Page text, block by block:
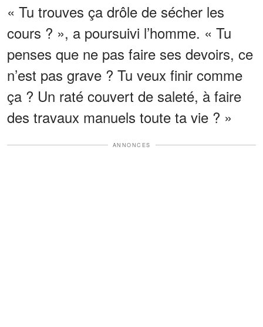
« Tu trouves ça drôle de sécher les
cours ? », a poursuivi l’homme. « Tu
penses que ne pas faire ses devoirs, ce
n’est pas grave ? Tu veux finir comme
ça ? Un raté couvert de saleté, à faire
des travaux manuels toute ta vie ? »
ANNONCES